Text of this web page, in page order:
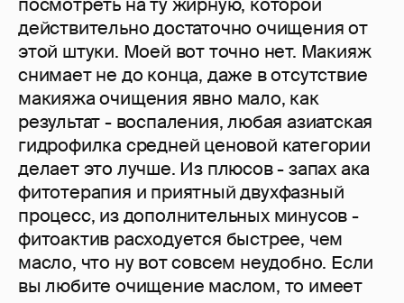
посмотреть на ту жирную, которой
действительно достаточно очищения от
этой штуки. Моей вот точно нет. Макияж
снимает не до конца, даже в отсутствие
макияжа очищения явно мало, как
результат - воспаления, любая азиатская
гидрофилка средней ценовой категории
делает это лучше. Из плюсов - запах ака
фитотерапия и приятный двухфазный
процесс, из дополнительных минусов -
фитоактив расходуется быстрее, чем
масло, что ну вот совсем неудобно. Если
вы любите очищение маслом, то имеет